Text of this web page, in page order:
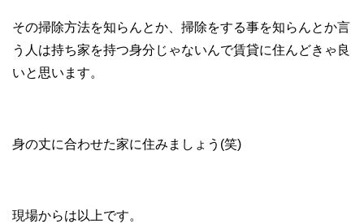
その掃除方法を知らんとか、掃除をする事を知らんとか言
う人は持ち家を持つ身分じゃないんで賃貸に住んどきゃ良
いと思います。
身の丈に合わせた家に住みましょう(笑)
現場からは以上です。